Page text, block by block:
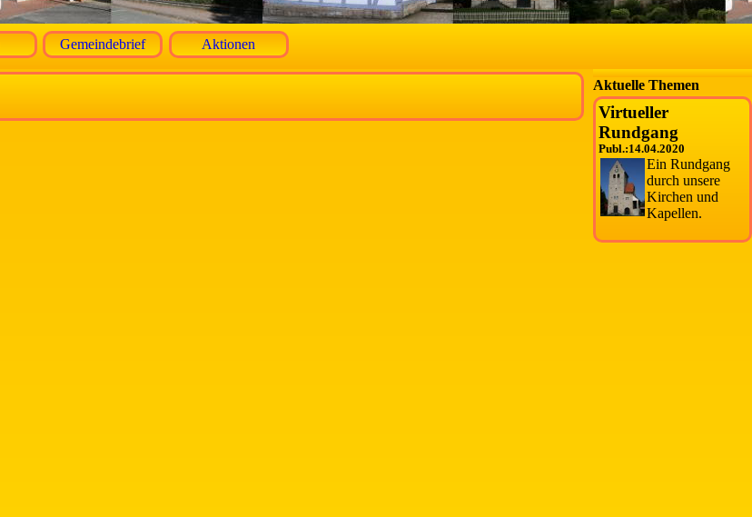
Gemeindebrief Aktionen
Aktuelle Themen
Virtueller
Rundgang
Publ.:14.04.2020
Ein Rundgang
durch unsere
Kirchen und
Kapellen.